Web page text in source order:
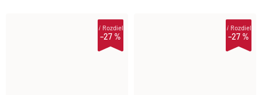
–27 %
iRozdiel
–27 %
iRozdiel